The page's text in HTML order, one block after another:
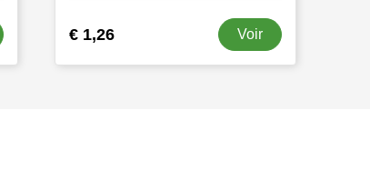
€ 1,26 Voir